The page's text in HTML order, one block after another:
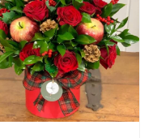
DETALHES